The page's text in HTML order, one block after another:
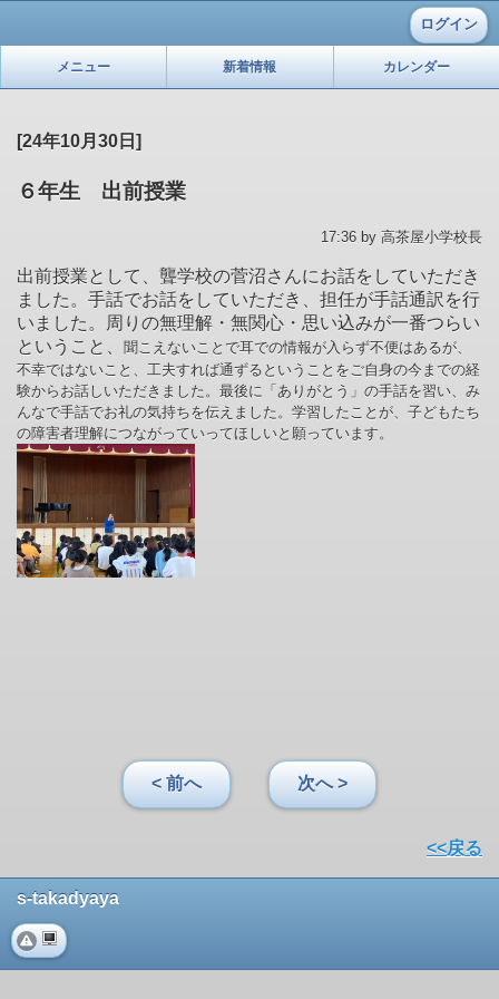
ログイン
メニュー 新着情報 カレンダー
[24年10月30日]
６年生 出前授業
17:36 by 高茶屋小学校長
出前授業として、聾学校の菅沼さんにお話をしていただき
ました。手話でお話をしていただき、担任が手話通訳を行
いました。周りの無理解・無関心・思い込みが一番つらい
ということ、 聞こえないことで耳での情報が入らず不便はあるが、
不幸ではないこと、工夫すれば通ずるということをご自身の今までの経
験からお話しいただきました。最後に「ありがとう」の手話を習い、み
んなで手話でお礼の気持ちを伝えました。学習したことが、子どもたち
の障害者理解につながっていってほしいと願っています。
< 前へ 次へ >
<<戻る
s-takadyaya